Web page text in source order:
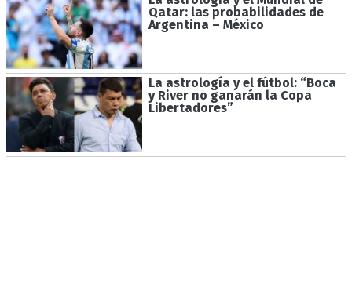
Qatar: las probabilidades de
Argentina – México
La astrología y el fútbol: “Boca
y River no ganarán la Copa
Libertadores”